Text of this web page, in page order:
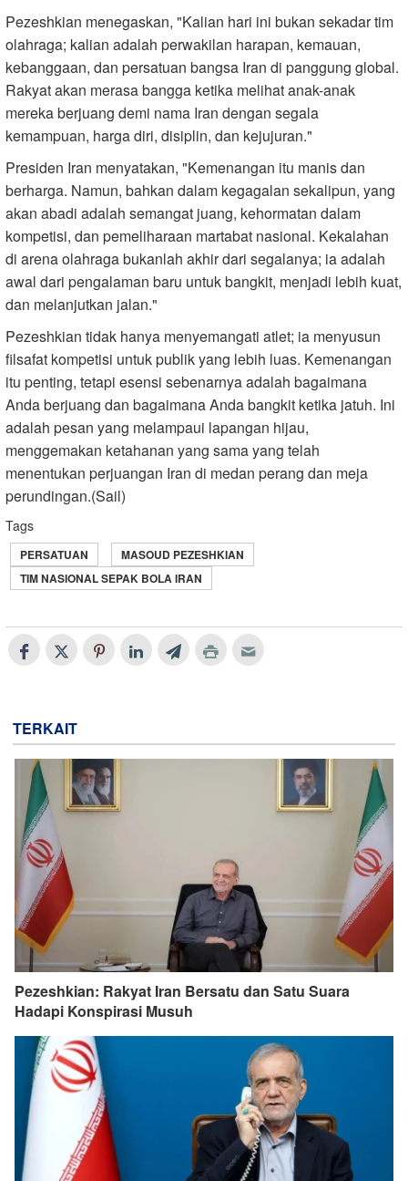
Pezeshkian menegaskan, "Kalian hari ini bukan sekadar tim
olahraga; kalian adalah perwakilan harapan, kemauan,
kebanggaan, dan persatuan bangsa Iran di panggung global.
Rakyat akan merasa bangga ketika melihat anak-anak
mereka berjuang demi nama Iran dengan segala
kemampuan, harga diri, disiplin, dan kejujuran."
Presiden Iran menyatakan, "Kemenangan itu manis dan
berharga. Namun, bahkan dalam kegagalan sekalipun, yang
akan abadi adalah semangat juang, kehormatan dalam
kompetisi, dan pemeliharaan martabat nasional. Kekalahan
di arena olahraga bukanlah akhir dari segalanya; ia adalah
awal dari pengalaman baru untuk bangkit, menjadi lebih kuat,
dan melanjutkan jalan."
Pezeshkian tidak hanya menyemangati atlet; ia menyusun
filsafat kompetisi untuk publik yang lebih luas. Kemenangan
itu penting, tetapi esensi sebenarnya adalah bagaimana
Anda berjuang dan bagaimana Anda bangkit ketika jatuh. Ini
adalah pesan yang melampaui lapangan hijau,
menggemakan ketahanan yang sama yang telah
menentukan perjuangan Iran di medan perang dan meja
perundingan.(Sail)
Tags
PERSATUAN
MASOUD PEZESHKIAN
TIM NASIONAL SEPAK BOLA IRAN
TERKAIT
Pezeshkian: Rakyat Iran Bersatu dan Satu Suara
Hadapi Konspirasi Musuh